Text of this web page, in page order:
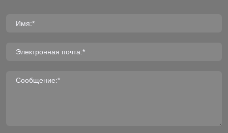
Имя:*
Электронная почта:*
Сообщение:*